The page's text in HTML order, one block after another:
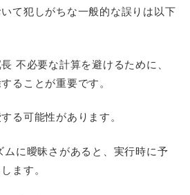
て犯しがちな一般的な誤りは以下
不必要な計算を避けるために、
ることが重要です。
る可能性があります。
に曖昧さがあると、実行時に予
ます。